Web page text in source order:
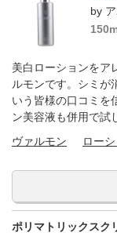
by
美白ローションをア
ルモンです。シミが
いう皆様の口コミを
ン美容液も併用で試
ヴァルモン
ロー
ポリマトリックスク